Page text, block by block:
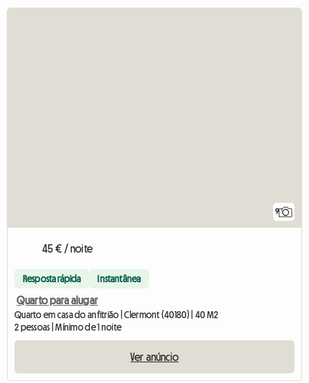
9
45 € / noite
Resposta rápida Instantânea
Quarto para alugar
Quarto em casa do anfitrião | Clermont (40180) | 40 M2
2 pessoas | Mínimo de 1 noite
Ver anúncio